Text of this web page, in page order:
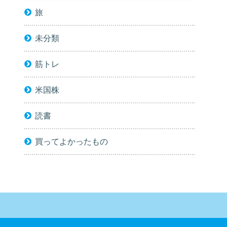
旅
未分類
筋トレ
米国株
読書
買ってよかったもの